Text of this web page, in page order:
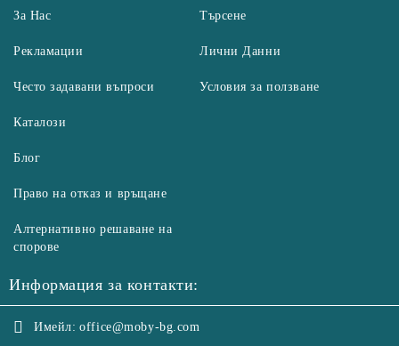
За Нас
Рекламации
Често задавани въпроси
Търсене
Лични Данни
Условия за ползване
Каталози
Блог
Право на отказ и връщане
Алтернативно решаване на
спорове
Информация за контакти:
Имейл: office@moby-bg.com